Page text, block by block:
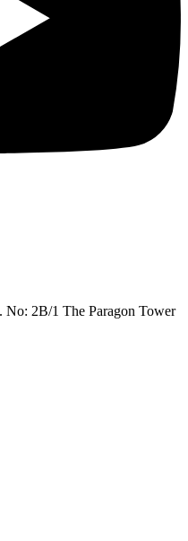
No: 2B/1 The Paragon Tower